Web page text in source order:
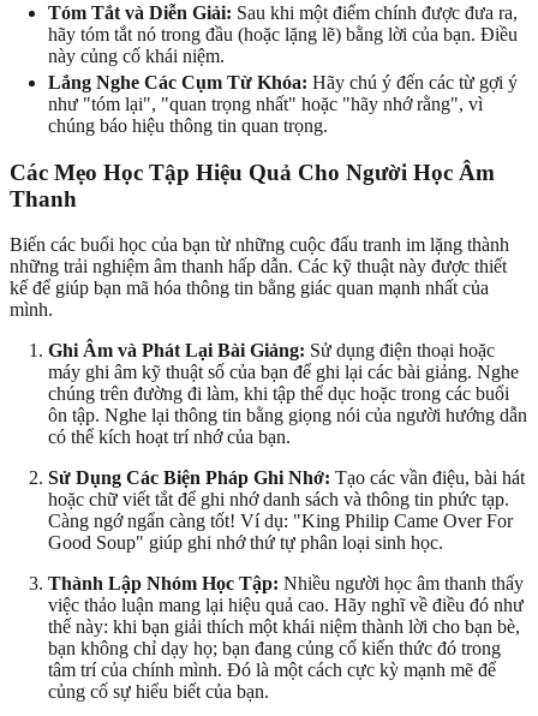
Tóm Tắt và Diễn Giải: Sau khi một điểm chính được đưa ra,
hãy tóm tắt nó trong đầu (hoặc lặng lẽ) bằng lời của bạn. Điều
này củng cố khái niệm.
Lắng Nghe Các Cụm Từ Khóa: Hãy chú ý đến các từ gợi ý
như "tóm lại", "quan trọng nhất" hoặc "hãy nhớ rằng", vì
chúng báo hiệu thông tin quan trọng.
Các Mẹo Học Tập Hiệu Quả Cho Người Học Âm
Thanh
Biến các buổi học của bạn từ những cuộc đấu tranh im lặng thành
những trải nghiệm âm thanh hấp dẫn. Các kỹ thuật này được thiết
kế để giúp bạn mã hóa thông tin bằng giác quan mạnh nhất của
mình.
Ghi Âm và Phát Lại Bài Giảng: Sử dụng điện thoại hoặc
máy ghi âm kỹ thuật số của bạn để ghi lại các bài giảng. Nghe
chúng trên đường đi làm, khi tập thể dục hoặc trong các buổi
ôn tập. Nghe lại thông tin bằng giọng nói của người hướng dẫn
có thể kích hoạt trí nhớ của bạn.
Sử Dụng Các Biện Pháp Ghi Nhớ: Tạo các vần điệu, bài hát
hoặc chữ viết tắt để ghi nhớ danh sách và thông tin phức tạp.
Càng ngớ ngẩn càng tốt! Ví dụ: "King Philip Came Over For
Good Soup" giúp ghi nhớ thứ tự phân loại sinh học.
Thành Lập Nhóm Học Tập: Nhiều người học âm thanh thấy
việc thảo luận mang lại hiệu quả cao. Hãy nghĩ về điều đó như
thế này: khi bạn giải thích một khái niệm thành lời cho bạn bè,
bạn không chỉ dạy họ; bạn đang củng cố kiến thức đó trong
tâm trí của chính mình. Đó là một cách cực kỳ mạnh mẽ để
củng cố sự hiểu biết của bạn.